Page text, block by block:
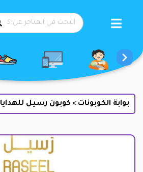
بوابة الكوبونات > كوبون رسيل للهدايا